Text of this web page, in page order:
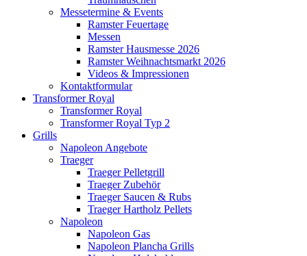
Messetermine & Events
Ramster Feuertage
Messen
Ramster Hausmesse 2026
Ramster Weihnachtsmarkt 2026
Videos & Impressionen
Kontaktformular
Transformer Royal
Transformer Royal
Transformer Royal Typ 2
Grills
Napoleon Angebote
Traeger
Traeger Pelletgrill
Traeger Zubehör
Traeger Saucen & Rubs
Traeger Hartholz Pellets
Napoleon
Napoleon Gas
Napoleon Plancha Grills